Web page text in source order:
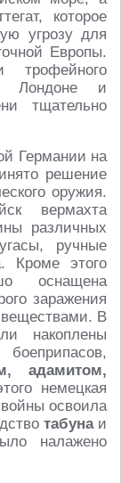
которое
угрозу для
Европы.
Лондоне и
тщательно
Германии на
решение
оружия.
вермахта
различных
ручные
Кроме этого
оснащена
заражения
В
накоплены
адамитом,
немецкая
освоила
табунаи
налажено